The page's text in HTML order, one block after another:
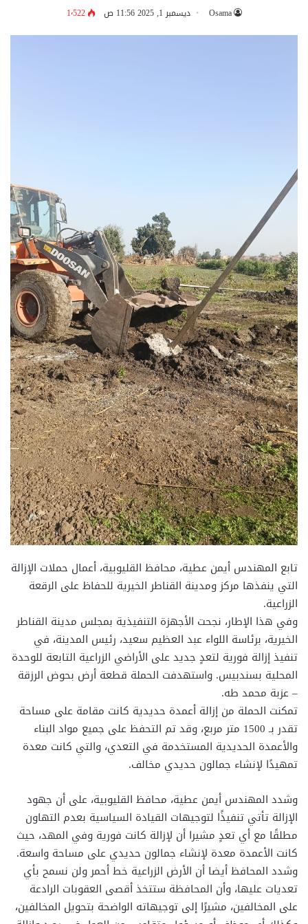
Osama ديسمبر 1, 2025 11:56 ص 1٬522
تابع المهندس أيمن عطية، محافظ القليوبية، أعمال حملات الإزالة
التي ينفذها مركز ومدينة القناطر الخيرية للحفاظ على الرقعة
الزراعية.
وفي هذا الإطار، نجحت الأجهزة التنفيذية بمجلس مدينة القناطر
الخيرية، برئاسة اللواء عبد العظيم سعيد، رئيس المدينة، في
تنفيذ إزالة فورية لتعدٍ جديد على الأراضي الزراعية التابعة للوحدة
المحلية بسندبيس. واستهدفت الحملة قطعة أرض بحوض الرزقة
– عزبة محمد طه.
تمكنت الحملة من إزالة أعمدة حديدية كانت مقامة على مساحة
تقدر بـ 1500 متر مربع، وقد تم التحفظ على جميع مواد البناء
والأعمدة الحديدية المستخدمة في التعدي، والتي كانت معدة
تمهيدًا لإنشاء جمالون حديدي مخالف.
وشدد المهندس أيمن عطية، محافظ القليوبية، على أن جهود
الإزالة تأتي تنفيذًا لتوجيهات القيادة السياسية بعدم التهاون
مطلقًا مع أي تعدٍ مشيرا أن لإزالة كانت فورية وفي المهد، حيث
كانت الأعمدة معدة لإنشاء جمالون حديدي على مساحة واسعة.
وشدد المحافظ أيضا أن الأرض الزراعية خط أحمر ولن نسمح بأي
تعديات عليها، وأن المحافظة ستتخذ أقصى العقوبات الرادعة
على المخالفين، مشيرًا إلى توجيهاته الواضحة بتحويل المخالفين،